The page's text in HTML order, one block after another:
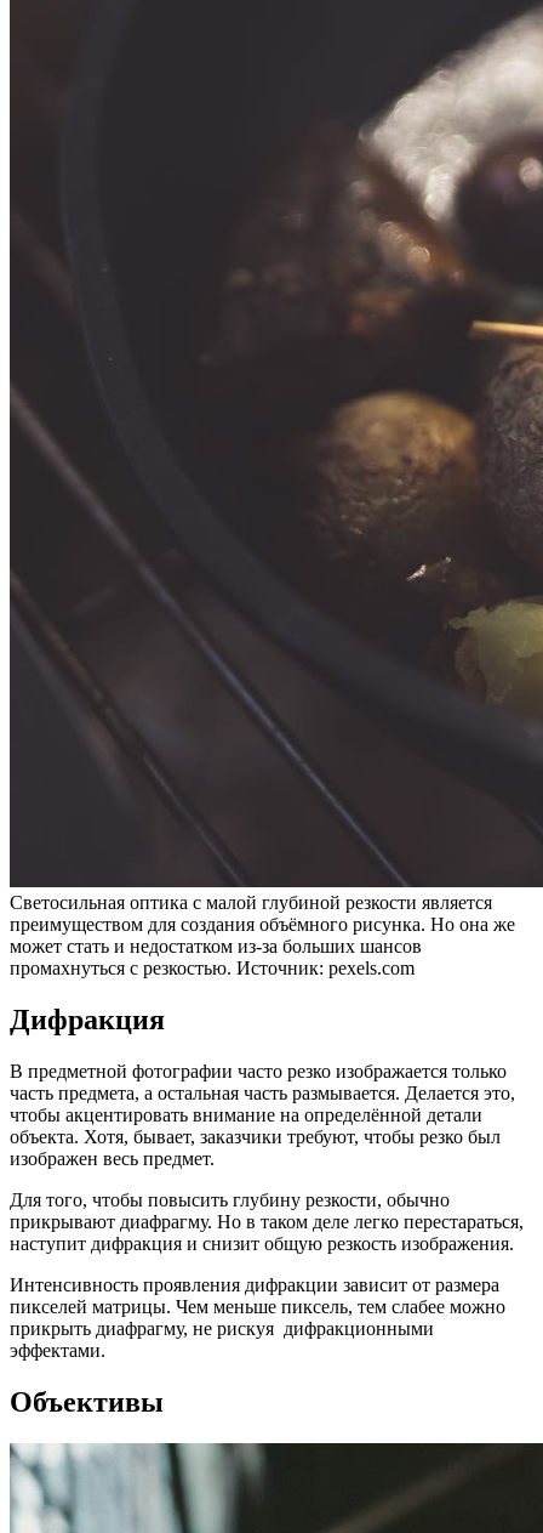
Светосильная оптика с малой глубиной резкости является
преимуществом для создания объёмного рисунка. Но она же
может стать и недостатком из-за больших шансов
промахнуться с резкостью. Источник: pexels.com
Дифракция
В предметной фотографии часто резко изображается только
часть предмета, а остальная часть размывается. Делается это,
чтобы акцентировать внимание на определённой детали
объекта. Хотя, бывает, заказчики требуют, чтобы резко был
изображен весь предмет.
Для того, чтобы повысить глубину резкости, обычно
прикрывают диафрагму. Но в таком деле легко перестараться,
наступит дифракция и снизит общую резкость изображения.
Интенсивность проявления дифракции зависит от размера
пикселей матрицы. Чем меньше пиксель, тем слабее можно
прикрыть диафрагму, не рискуя дифракционными
эффектами.
Объективы